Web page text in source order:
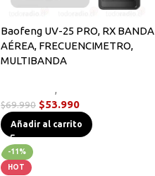
Baofeng UV-25 PRO, RX BANDA
AÉREA, FRECUENCIMETRO,
MULTIBANDA
,
$69.990 $53.990
Añadir al carrito
-11%
HOT